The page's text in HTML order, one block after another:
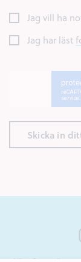
Jag vill ha
Jag har läst
Skicka in